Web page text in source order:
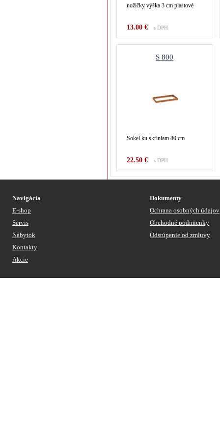
nožičky výška 3 cm plastové
13.00 €s DPH
S 800
Sokel ku skriniam 80 cm
22.50 €s DPH
Navigácia
E-shop
Servis
Nábytok
Kontakty
Akcie
Dokumenty
Ochrana osobných údajov
Obchodné podmienky
Odstúpenie od zmluvy